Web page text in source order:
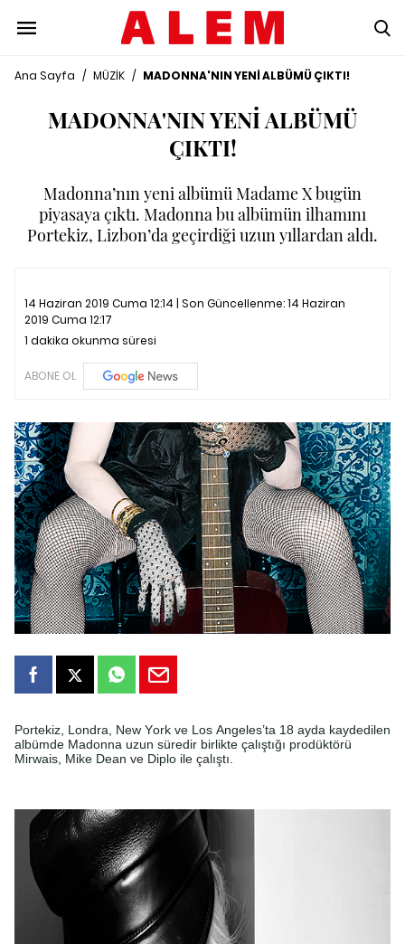
Ana Sayfa / MÜZİK / MADONNA'NIN YENİ ALBÜMÜ ÇIKTI!
MADONNA'NIN YENİ ALBÜMÜ
ÇIKTI!
Madonna’nın yeni albümü Madame X bugün
piyasaya çıktı. Madonna bu albümün ilhamını
Portekiz, Lizbon’da geçirdiği uzun yıllardan aldı.
14 Haziran 2019 Cuma 12:14 | Son Güncellenme:14 Haziran
2019 Cuma 12:17
1 dakika okunma süresi
ABONE OL
Portekiz, Londra, New York ve Los Angeles’ta 18 ayda kaydedilen
albümde Madonna uzun süredir birlikte çalıştığı prodüktörü
Mirwais, Mike Dean ve Diplo ile çalıştı.